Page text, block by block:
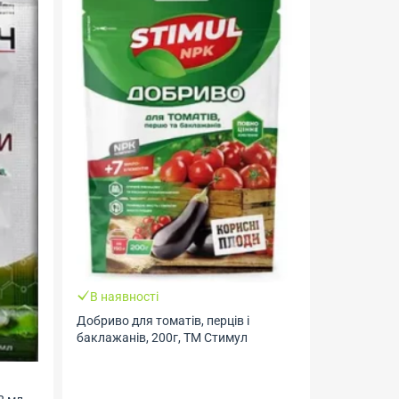
В наявності
Добриво для томатів, перців і
баклажанів, 200г, ТМ Стимул